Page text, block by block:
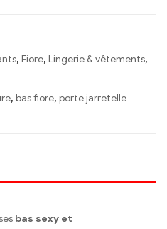
, Fiore, Lingerie & vêtements,
, bas fiore, porte jarretelle
bas sexy et